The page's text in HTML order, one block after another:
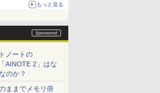
もっと見る
ノートの
AINOTE 2」はな
のか？
ままでメモリ倍